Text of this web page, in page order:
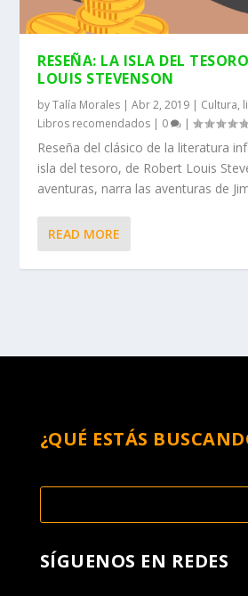
RESEÑA: LA ISLA DEL
LOUIS STEVENSON
byTalía Morales |Abr 2, 2019 | Cultura,
Libros recomendados | 0 |
Reseña del clásico de la literatura
isla del tesoro, de Robert Louis
aventuras, narra las aventuras de
READ MORE
¿QUÉ ESTÁS
SÍGUENOS EN REDES